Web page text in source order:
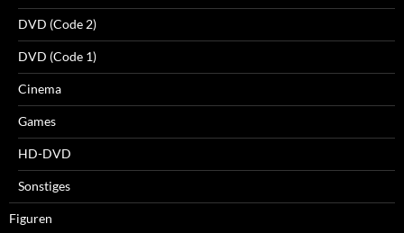
DVD (Code 2)
DVD (Code 1)
Cinema
Games
HD-DVD
Sonstiges
Figuren